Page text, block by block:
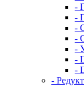
-
-
-
-
-
-
-
-